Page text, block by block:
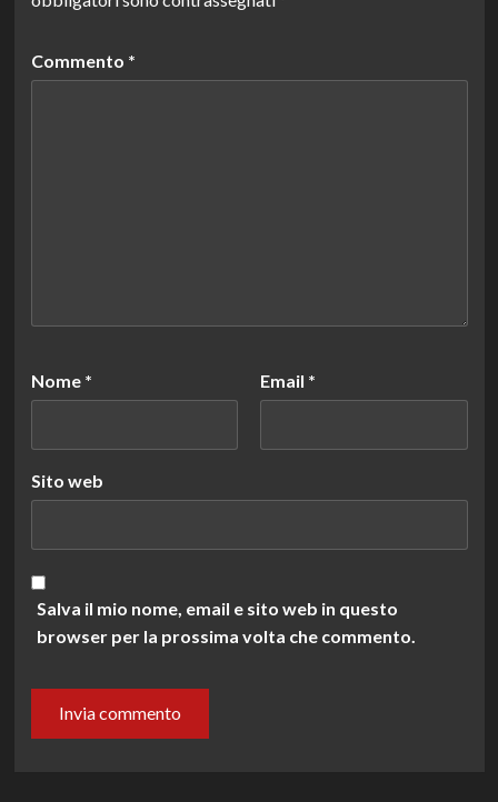
Commento *
Nome * Email *
Sito web
Salva il mio nome, email e sito web in questo
browser per la prossima volta che commento.